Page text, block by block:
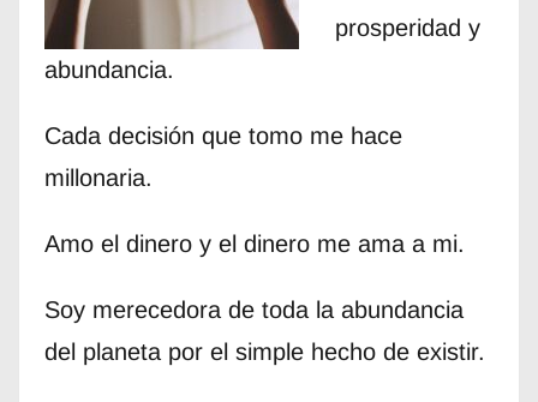
prosperidad y
abundancia.
Cada decisión que tomo me hace
millonaria.
Amo el dinero y el dinero me ama a mi.
Soy merecedora de toda la abundancia
del planeta por el simple hecho de existir.